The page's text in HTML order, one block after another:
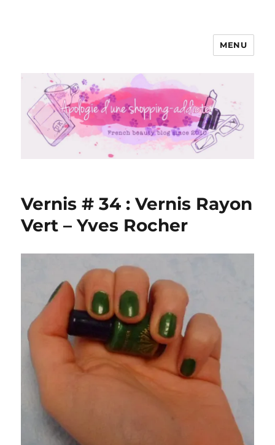
Apologie d'une Shopping-addicte
MENU
Vernis # 34 : Vernis Rayon
Vert – Yves Rocher